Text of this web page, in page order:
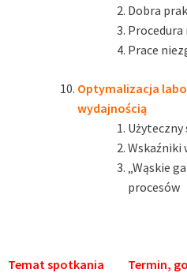
Dobra
Prace
Optymalizacja
wydajnością
Wskaźniki
„Wąskie
procesów
Temat spotkania Termin,